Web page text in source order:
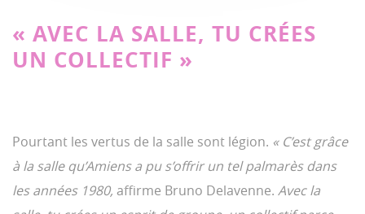
« AVEC LA SALLE, TU CRÉES
UN COLLECTIF »
Pourtant les vertus de la salle sont légion. « C’est grâce
à la salle qu’Amiens a pu s’offrir un tel palmarès dans
les années 1980, affirme Bruno Delavenne. Avec la